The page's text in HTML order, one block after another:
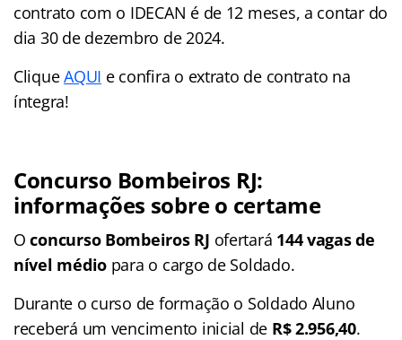
contrato com o IDECAN é de 12 meses, a contar do
dia 30 de dezembro de 2024.
CliqueAQUI e confira o extrato de contrato na
íntegra!
Concurso Bombeiros RJ:
informações sobre o certame
Oconcurso Bombeiros RJ ofertará 144 vagas de
nível médio para o cargo de Soldado.
Durante o curso de formação o Soldado Aluno
receberá um vencimento inicial de R$ 2.956,40.